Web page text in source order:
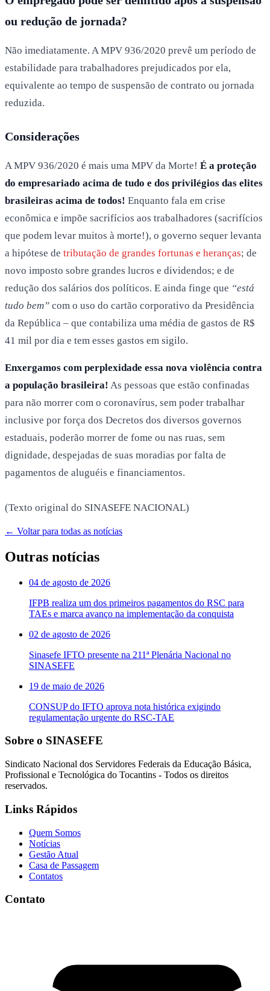
ou redução de jornada?
Não imediatamente. A MPV 936/2020 prevê um período de
estabilidade para trabalhadores prejudicados por ela,
equivalente ao tempo de suspensão de contrato ou jornada
reduzida.
Considerações
A MPV 936/2020 é mais uma MPV da Morte! É a proteção
do empresariado acima de tudo e dos privilégios das elites
brasileiras acima de todos! Enquanto fala em crise
econômica e impõe sacrifícios aos trabalhadores (sacrifícios
que podem levar muitos à morte!), o governo sequer levanta
a hipótese de tributação de grandes fortunas e heranças; de
novo imposto sobre grandes lucros e dividendos; e de
redução dos salários dos políticos. E ainda finge que “está
tudo bem” com o uso do cartão corporativo da Presidência
da República – que contabiliza uma média de gastos de R$
41 mil por dia e tem esses gastos em sigilo.
Enxergamos com perplexidade essa nova violência contra
a população brasileira! As pessoas que estão confinadas
para não morrer com o coronavírus, sem poder trabalhar
inclusive por força dos Decretos dos diversos governos
estaduais, poderão morrer de fome ou nas ruas, sem
dignidade, despejadas de suas moradias por falta de
pagamentos de aluguéis e financiamentos.
(Texto original do SINASEFE NACIONAL)
← Voltar para todas as notícias
Outras notícias
04 de agosto de 2026
IFPB realiza um dos primeiros pagamentos do RSC para
TAEs e marca avanço na implementação da conquista
02 de agosto de 2026
Sinasefe IFTO presente na 211ª Plenária Nacional no
SINASEFE
19 de maio de 2026
CONSUP do IFTO aprova nota histórica exigindo
regulamentação urgente do RSC-TAE
Sobre o SINASEFE
Sindicato Nacional dos Servidores Federais da Educação Básica,
Profissional e Tecnológica do Tocantins - Todos os direitos
reservados.
Links Rápidos
Quem Somos
Notícias
Gestão Atual
Casa de Passagem
Contatos
Contato